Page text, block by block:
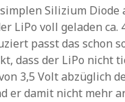
Silizium Diode
LiPo voll geladen
passt das schon
dass der LiPo nicht
3,5 Volt abzüglich
er damit nicht mehr